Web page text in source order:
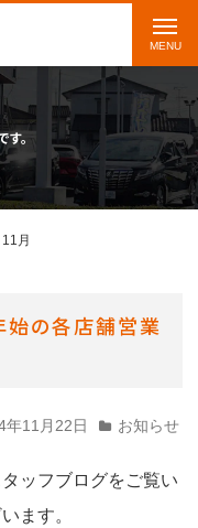
。
11月
始の各店舗営業
年11月22日 お知らせ
ッフブログをご覧い
ます。
t
o
g
g
l
e
i